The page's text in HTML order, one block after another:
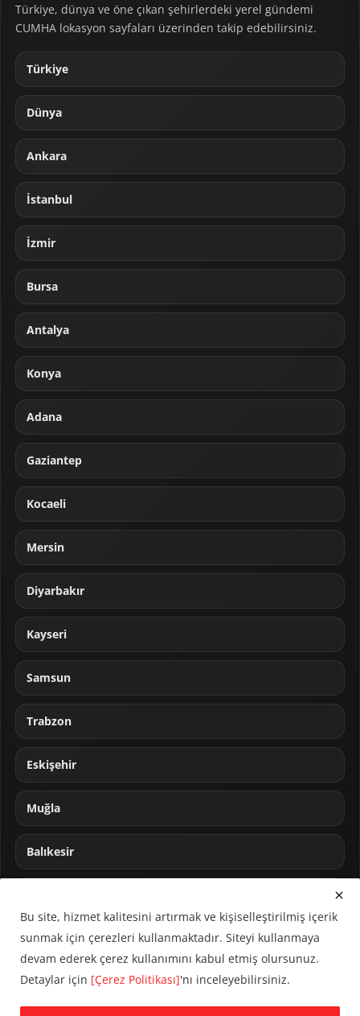
Türkiye, dünya ve öne çıkan şehirlerdeki yerel gündemi
CUMHA lokasyon sayfaları üzerinden takip edebilirsiniz.
Türkiye
Dünya
Ankara
İstanbul
İzmir
Bursa
Antalya
Konya
Adana
Gaziantep
Kocaeli
Mersin
Diyarbakır
Kayseri
Samsun
Trabzon
Eskişehir
Muğla
Balıkesir
© 2024 CUMHA (Cumhur Haber Ajansı) Tüm hakları saklıdır.
Bu site, hizmet kalitesini artırmak ve kişiselleştirilmiş içerik
sunmak için çerezleri kullanmaktadır. Siteyi kullanmaya
devam ederek çerez kullanımını kabul etmiş olursunuz.
Detaylar için [Çerez Politikası]'nı inceleyebilirsiniz.